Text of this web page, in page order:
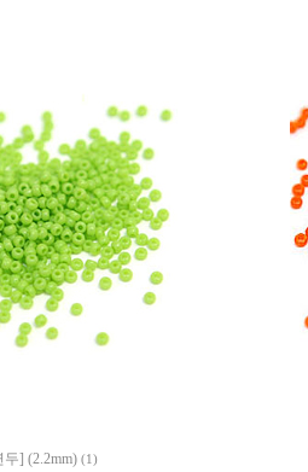
] (2.2mm) (1)